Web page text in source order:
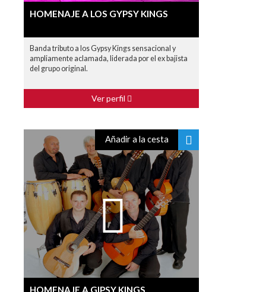
HOMENAJE A LOS GYPSY KINGS
Banda tributo a los Gypsy Kings sensacional y
ampliamente aclamada, liderada por el ex bajista
del grupo original.
Ver perfil
Añadir a la cesta
HOMENAJE A GIPSY KINGS